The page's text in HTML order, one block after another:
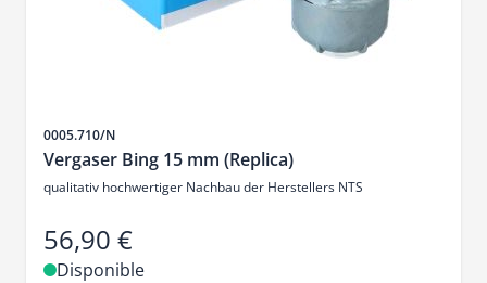
SKU
0005.710/N
Vergaser Bing 15 mm (Replica)
qualitativ hochwertiger Nachbau der Herstellers NTS
56,90 €
Disponible